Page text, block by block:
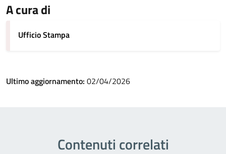
A cura di
Ufficio Stampa
Ultimo aggiornamento: 02/04/2026
Contenuti correlati